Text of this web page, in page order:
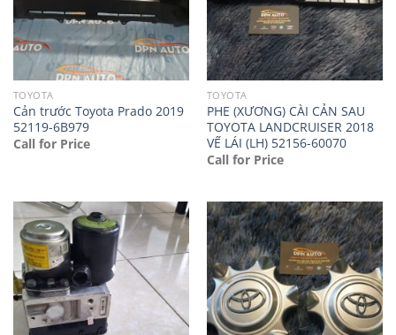
TOYOTA
Cản trước Toyota Prado 2019
52119-6B979
Call for Price
TOYOTA
PHE (XƯƠNG) CÀI CẢN SAU
TOYOTA LANDCRUISER 2018
VẾ LÁI (LH) 52156-60070
Call for Price